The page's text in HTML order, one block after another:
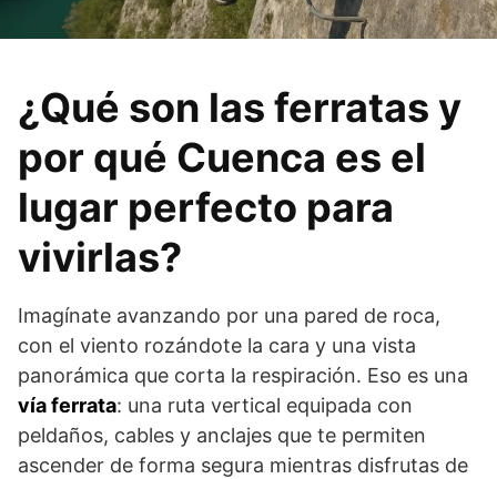
¿Qué son las ferratas y
por qué Cuenca es el
lugar perfecto para
vivirlas?
Imagínate avanzando por una pared de roca,
con el viento rozándote la cara y una vista
panorámica que corta la respiración. Eso es una
vía ferrata: una ruta vertical equipada con
peldaños, cables y anclajes que te permiten
ascender de forma segura mientras disfrutas de